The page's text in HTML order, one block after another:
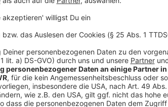
Anzeige
Weitere Infos und Links zum Thema:
Anzeige